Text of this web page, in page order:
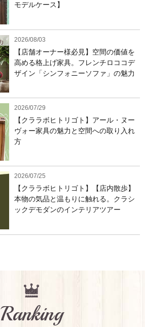
モデルケース】
2026/08/03
【店舗オーナー様必見】空間の価値を
高める格上げ家具。フレンチロココデ
ザイン「シンフォニーソファ」の魅力
2026/07/29
【クララボヒトリゴト】アール・ヌー
ヴォー家具の魅力と空間への取り入れ
方
2026/07/25
【クララボヒトリゴト】【店内散歩】
本物の気品と温もりに触れる。クラシ
ックデモダンのインテリアツアー
Ranking